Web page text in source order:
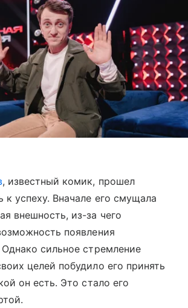
, известный комик, прошел
к успеху. Вначале его смущала
внешность, из-за чего
появления
Однако сильное стремление
целей побудило его принять
он есть. Это стало его